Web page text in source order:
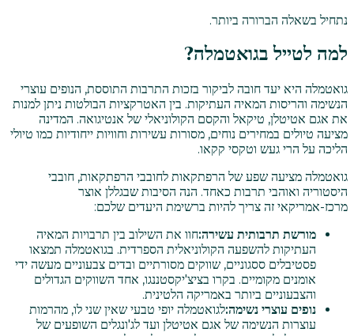
נתחיל בשאלה הברורה ביותר.
למה לטייל בגואטמלה?
גואטמלה היא יעד חובה לביקור בזכות התרבות התוססת, הנופים עוצרי
הנשימה והריסות המאיה העתיקות. בין האטרקציות הבולטות ניתן למנות
את אגם אטיטלן, טיקאל והקסם הקולוניאלי של אנטיגואה. המדינה
מציעה טיולים במחירים נוחים, מסורות עשירות וחוויות ייחודיות כמו טיולי
הליכה על הרי געש וטקסי קקאו.
גואטמלה מציעה שפע של הרפתקאות לחובבי הרפתקאות, חובבי
היסטוריה ואוהבי תרבות כאחד. הנה הסיבות שבגללן אוצר
מרכז-אמריקאי זה צריך להיות ברשימת היעדים שלכם:
מורשת תרבותית עשירה:חוו את השילוב בין תרבויות המאיה
העתיקות להשפעה הקולוניאלית הספרדית. בגואטמלה תמצאו
פסטיבלים ססגוניים, שווקים מסורתיים ובדים צבעוניים מעשה ידי
אומנים מקומיים. בקרו בציצ'יקסטננגו, אחד השווקים הגדולים
והצבעוניים ביותר באמריקה הלטינית.
נופים עוצרי נשימה:לגואטמלה יופי טבעי שאין שני לו, מהרמות
עוצרות הנשימה של אגם אטיטלן ועד לג'ונגלים השופעים של